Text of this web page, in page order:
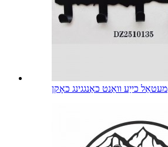
מעטאַל כייַע וואַנט כאַנגגינג כאָקן